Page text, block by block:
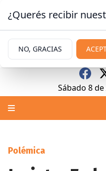
Sábado 8de
Polémica
¿Querés recibir
NO, GRACIAS